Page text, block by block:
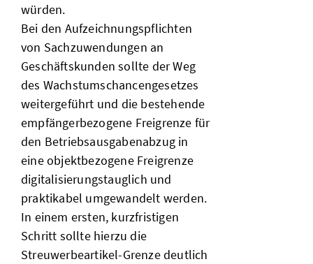
würden.
Bei den Aufzeichnungspflichten
von Sachzuwendungen an
Geschäftskunden sollte der Weg
des Wachstumschancengesetzes
weitergeführt und die bestehende
empfängerbezogene Freigrenze für
den Betriebsausgabenabzug in
eine objektbezogene Freigrenze
digitalisierungstauglich und
praktikabel umgewandelt werden.
In einem ersten, kurzfristigen
Schritt sollte hierzu die
Streuwerbeartikel-Grenze deutlich